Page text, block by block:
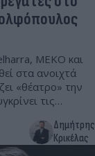
MEKO και
στα ανοιχτά
«θέατρο» την
τις
Δημήτρης
Κρικέλας